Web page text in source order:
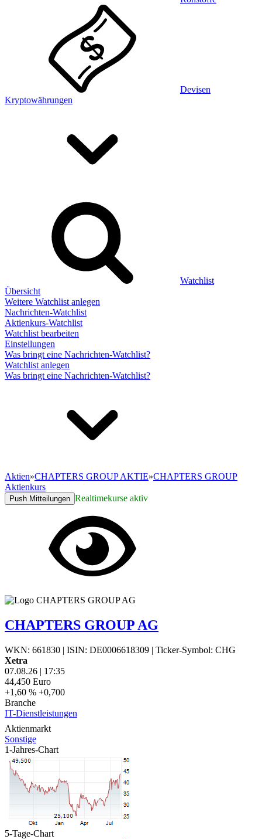
Devisen
Kryptowährungen
Watchlist
Übersicht
Weitere Watchlist anlegen
Nachrichten-Watchlist
Aktienkurs-Watchlist
Watchlist bearbeiten
Einstellungen
Was bringt eine Nachrichten-Watchlist?
Watchlist anlegen
Was bringt eine Nachrichten-Watchlist?
Aktien»CHAPTERS GROUP AKTIE»CHAPTERS GROUP
Aktienkurs
Push Mitteilungen Realtimekurse aktiv
CHAPTERS GROUP AG
WKN: 661830 | ISIN: DE0006618309 | Ticker-Symbol: CHG
Xetra
07.08.26 | 17:35
44,450 Euro
+1,60 % +0,700
Branche
IT-Dienstleistungen
Aktienmarkt
Sonstige
1-Jahres-Chart
5-Tage-Chart